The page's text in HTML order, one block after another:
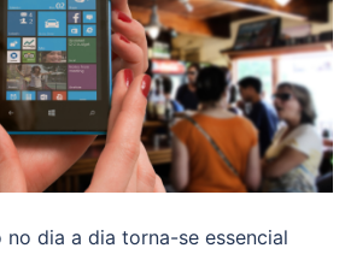
dia a dia torna-se essencial